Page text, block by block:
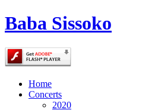
Baba Sissoko
Home
Concerts
2020